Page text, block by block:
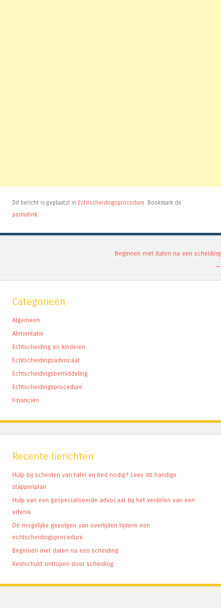
Dit bericht is geplaatst in Echtscheidingsprocedure. Bookmark de
permalink.
Beginnen met daten na een scheiding
→
Categorieën
Algemeen
Alimentatie
Echtscheiding en kinderen
Echtscheidingsadvocaat
Echtscheidingsbemiddeling
Echtscheidingsprocedure
Financiën
Recente berichten
Hulp bij scheiden van tafel en bed nodig? Lees dit handige
stappenplan
Hulp van een gespecialiseerde advocaat bij het verdelen van een
erfenis
De mogelijke gevolgen van overlijden tijdens een
echtscheidingsprocedure
Beginnen met daten na een scheiding
Restschuld ontlopen door scheiding